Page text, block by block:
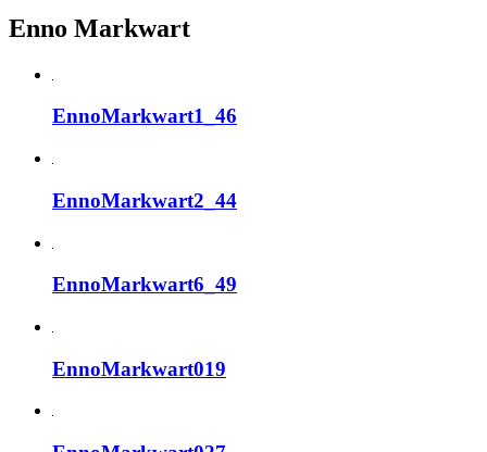
Enno Markwart
EnnoMarkwart1_46
EnnoMarkwart2_44
EnnoMarkwart6_49
EnnoMarkwart019